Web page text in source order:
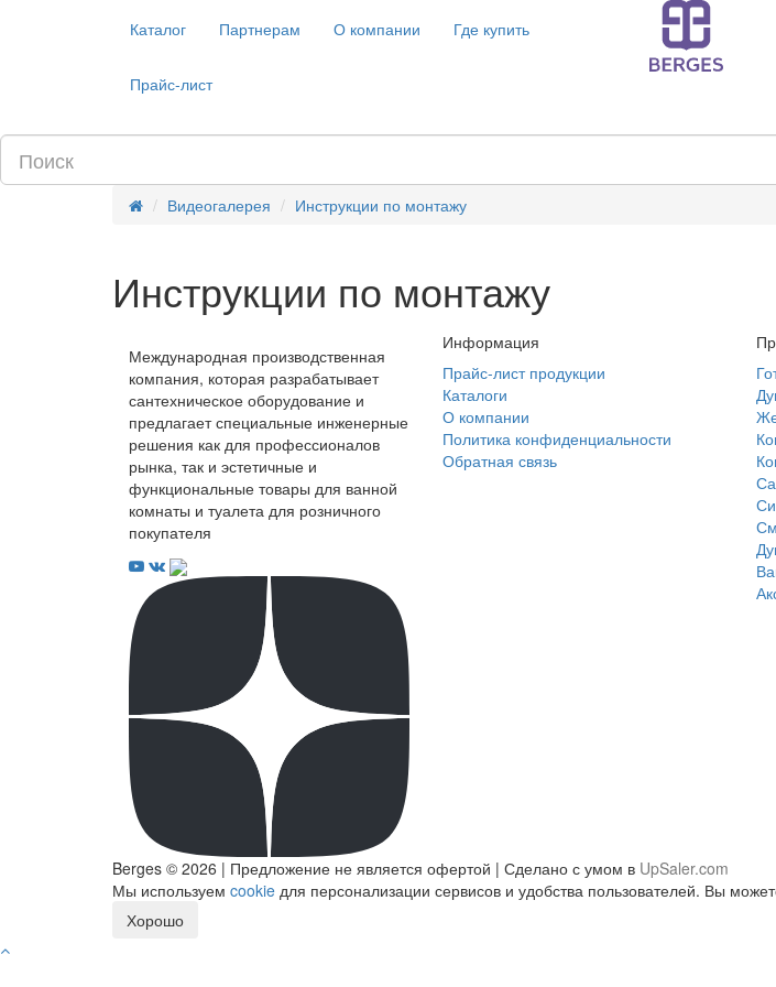
Каталог Партнерам О компании Где купить
Прайс-лист
Видеогалерея Инструкции по монтажу
Инструкции по монтажу
Международная производственная
компания, которая разрабатывает
сантехническое оборудование и
предлагает специальные инженерные
решения как для профессионалов
рынка, так и эстетичные и
функциональные товары для ванной
комнаты и туалета для розничного
покупателя
Информация
Прайс-лист продукции
Каталоги
О компании
Политика конфиденциальности
Обратная связь
Berges © 2026 | Предложение не является офертой | Сделано с умом в UpSaler.com
Мы используем cookie для персонализации сервисов и удобства пользователей. Вы
Хорошо